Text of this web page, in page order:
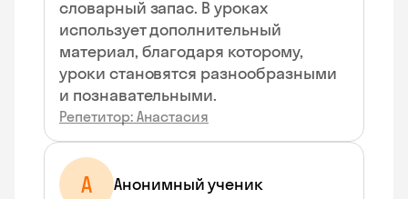
словарный запас. В уроках
использует дополнительный
материал, благодаря которому,
уроки становятся разнообразными
и познавательными.
Репетитор: Анастасия
А
Анонимный ученик